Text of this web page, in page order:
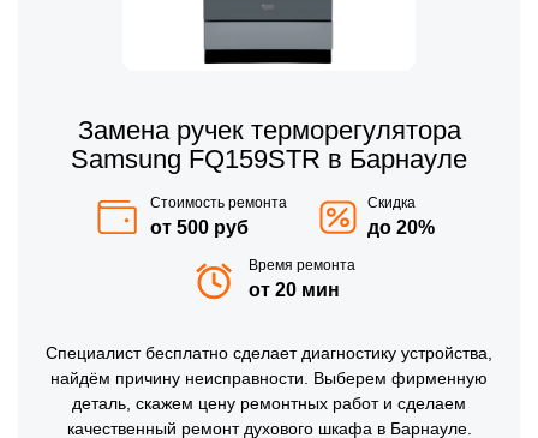
Замена ручек терморегулятора
Samsung FQ159STR в Барнауле
Стоимость ремонта
от 500 руб
Скидка
до 20%
Время ремонта
от 20 мин
Специалист бесплатно сделает диагностику устройства,
найдём причину неисправности. Выберем фирменную
деталь, скажем цену ремонтных работ и сделаем
качественный ремонт духового шкафа в Барнауле.